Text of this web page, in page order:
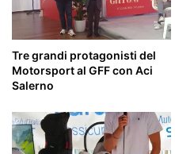
Tre grandi protagonisti del
Motorsport al GFF con Aci
Salerno